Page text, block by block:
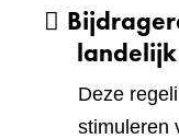
Deze
stimuleren